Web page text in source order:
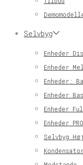
Selvbyg
Enheder
Enheder
Enheder:
Enheder Bas
Enheder
Enheder PRO
Selvbyg